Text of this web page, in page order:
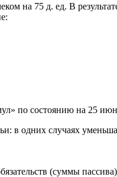
на 75 д. ед. В
по состоянию на 25
в одних случаях
(суммы